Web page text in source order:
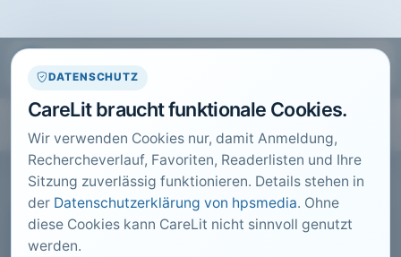
DATENSCHUTZ
CareLit braucht funktionale Cookies.
Wir verwenden Cookies nur, damit Anmeldung,
Rechercheverlauf, Favoriten, Readerlisten und Ihre
Sitzung zuverlässig funktionieren. Details stehen in
der Datenschutzerklärung von hpsmedia. Ohne
diese Cookies kann CareLit nicht sinnvoll genutzt
werden.CARELIT FACHARTIKEL